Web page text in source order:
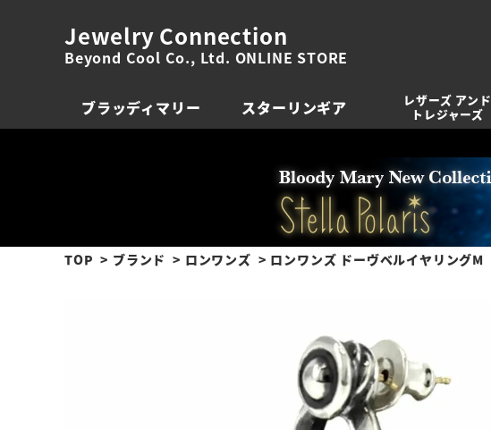
Jewelry Connection
Beyond Cool Co., Ltd. ONLINE STORE
ブラッディマリー スターリンギア
レザーズ アンド
トレジャーズ
TOP ブランド ロンワンズ ロンワンズ ドーヴベルイヤリングM